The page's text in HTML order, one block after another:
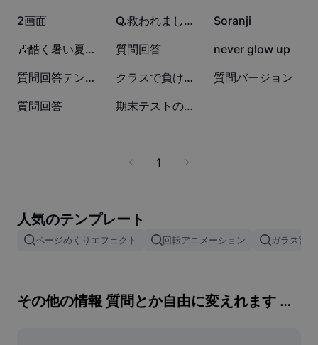
画像結合
画像サイズ変更
CapCutの利用規約について
Dreamina Seedance 2.0 Launch
1097
2画面 899 Q.救われましたか？ 606
Soranji＿
493 🎶酷く暑い夏とナイフ 445
質問回答 314
never glow up
309 質問回答テンプレート/4枚 248 クラスで負けないことは？ 235
質問バージョン
133
質問回答 57 期末テストの目標点数と順位は？
1
人気のテンプレート
ページめくりエフェクト 回転アニメーション ガラス割
その他の情報 質問とか自由に変えれます 前のやつ納得いかなかったから2回目